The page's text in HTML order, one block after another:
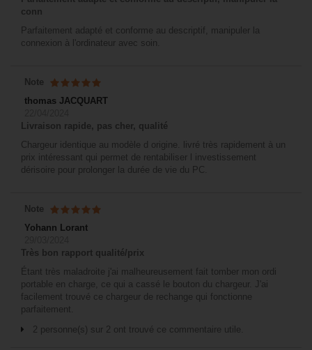
conn
Parfaitement adapté et conforme au descriptif, manipuler la
connexion à l'ordinateur avec soin.
Note
thomas JACQUART
Livraison rapide, pas cher, qualité
Chargeur identique au modèle d origine. livré très rapidement à un
prix intéressant qui permet de rentabiliser l investissement
dérisoire pour prolonger la durée de vie du PC.
Note
Yohann Lorant
Très bon rapport qualité/prix
Étant très maladroite j'ai malheureusement fait tomber mon ordi
portable en charge, ce qui a cassé le bouton du chargeur. J'ai
facilement trouvé ce chargeur de rechange qui fonctionne
parfaitement.
2 personne(s) sur 2 ont trouvé ce commentaire utile.